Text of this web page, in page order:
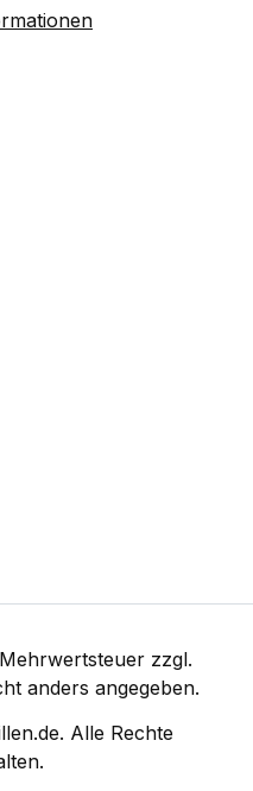
zzgl.
anders angegeben.
Alle Rechte